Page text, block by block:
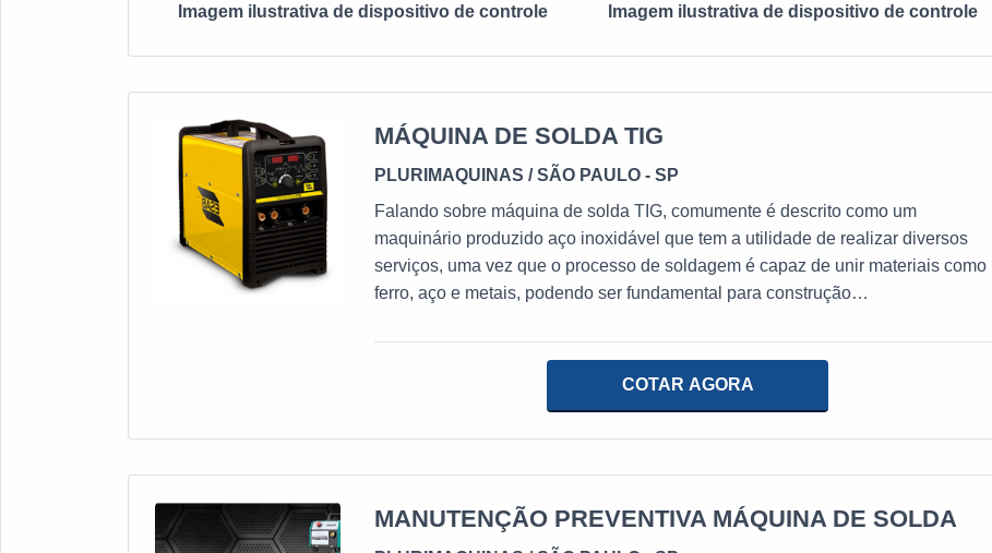
Imagem ilustrativa de dispositivo de controle Imagem ilustrativa de dispositivo de controle
MÁQUINA DE SOLDA TIG
PLURIMAQUINAS / SÃO PAULO - SP
Falando sobre máquina de solda TIG, comumente é descrito como um
maquinário produzido aço inoxidável que tem a utilidade de realizar diversos
serviços, uma vez que o processo de soldagem é capaz de unir materiais como
ferro, aço e metais, podendo ser fundamental para construção
IMPORTANTES SOBRE O PRODUTOFator esse que torna a utilização
indispensável para empresas de segmentos como fabricante de tratores, de
utilizado por características como durabilidade, resistente a corrosão, baixo
custo, baixa manutenção e alta dureza, características que torna o uso de grande
COTAR AGORA
MANUTENÇÃO PREVENTIVA MÁQUINA DE SOLDA